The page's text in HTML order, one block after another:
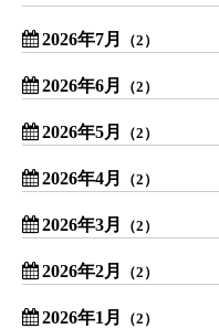
2026年7月 （2）
2026年6月 （2）
2026年5月 （2）
2026年4月 （2）
2026年3月 （2）
2026年2月 （2）
2026年1月 （2）